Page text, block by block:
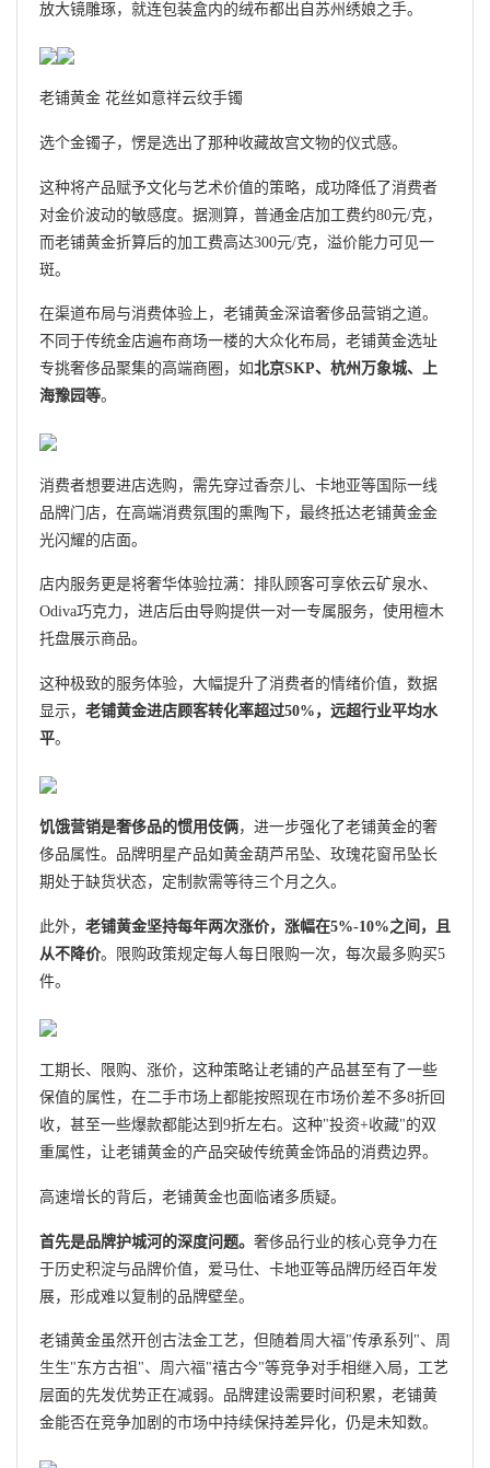
放大镜雕琢，就连包装盒内的绒布都出自苏州绣娘之手。
老铺黄金 花丝如意祥云纹手镯
选个金镯子，愣是选出了那种收藏故宫文物的仪式感。
这种将产品赋予文化与艺术价值的策略，成功降低了消费者
对金价波动的敏感度。据测算，普通金店加工费约80元/克，
而老铺黄金折算后的加工费高达300元/克，溢价能力可见一
斑。
在渠道布局与消费体验上，老铺黄金深谙奢侈品营销之道。
不同于传统金店遍布商场一楼的大众化布局，老铺黄金选址
专挑奢侈品聚集的高端商圈，如北京SKP、杭州万象城、上
海豫园等。
消费者想要进店选购，需先穿过香奈儿、卡地亚等国际一线
品牌门店，在高端消费氛围的熏陶下，最终抵达老铺黄金金
光闪耀的店面。
店内服务更是将奢华体验拉满：排队顾客可享依云矿泉水、
Odiva巧克力，进店后由导购提供一对一专属服务，使用檀木
托盘展示商品。
这种极致的服务体验，大幅提升了消费者的情绪价值，数据
显示， 老铺黄金进店顾客转化率超过50%，远超行业平均水
平。
饥饿营销是奢侈品的惯用伎俩，进一步强化了老铺黄金的奢
侈品属性。品牌明星产品如黄金葫芦吊坠、玫瑰花窗吊坠长
期处于缺货状态，定制款需等待三个月之久。
此外， 老铺黄金坚持每年两次涨价，涨幅在5%-10%之间，且
从不降价。限购政策规定每人每日限购一次，每次最多购买5
件。
工期长、限购、涨价，这种策略让老铺的产品甚至有了一些
保值的属性，在二手市场上都能按照现在市场价差不多8折回
收，甚至一些爆款都能达到9折左右。这种"投资+收藏"的双
重属性，让老铺黄金的产品突破传统黄金饰品的消费边界。
高速增长的背后，老铺黄金也面临诸多质疑。
首先是品牌护城河的深度问题。 奢侈品行业的核心竞争力在
于历史积淀与品牌价值，爱马仕、卡地亚等品牌历经百年发
展，形成难以复制的品牌壁垒。
老铺黄金虽然开创古法金工艺，但随着周大福"传承系列"、 周
生生"东方古祖"、 周六福"禧古今"等竞争对手相继入局，工艺
层面的先发优势正在减弱。品牌建设需要时间积累，老铺黄
金能否在竞争加剧的市场中持续保持差异化，仍是未知数。